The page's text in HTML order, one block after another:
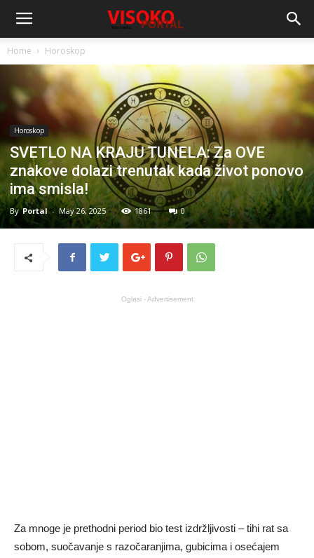
Home Horoskop
Horoskop
SVETLO NA KRAJU TUNELA: Za OVE
znakove dolazi trenutak kada život ponovo
ima smisla!
By Portal - May 26, 2025 1861 0
Oglasi - Advertisement
Za mnoge je prethodni period bio test izdržljivosti – tihi rat sa
sobom, suočavanje s razočaranjima, gubicima i osećajem